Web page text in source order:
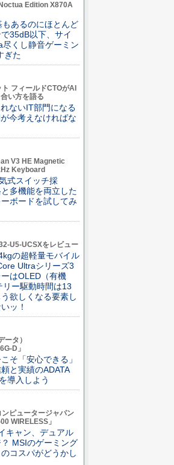
Edition X870A
もあるのにほとんど
35dB以下、サイ
尽くし静音ゲーミン
ぎた
フィールドCTOがAI
い方を語る
ないIT部門になる
今考えなければな
V3 HE Magnetic
Keyboard
式スイッチ採
多機能を両立した
ボードを試してみ
U5-UCSXをレビュー
の超軽量モバイル
Ultraシリーズ3
はOLED（有機
リー駆動時間は13
欲しくなる要素し
ッ！
ータ）
D」
そ「安心できる」
と実績のADATA
導入しよう
ピュータージャパン
WIRELESS」
キャン、デュアル
MSIのゲーミング
コスパがどうかし